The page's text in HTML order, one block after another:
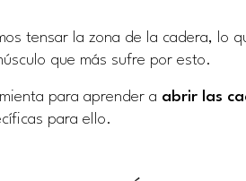
tensar la zona de la cadera, lo
que más sufre por esto.
para aprender a abrir las
para ello.